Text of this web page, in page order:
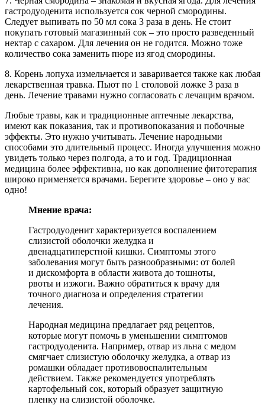
гастродуоденита используется сок черной смородины.
Следует выпивать по 50 мл сока 3 раза в день. Не стоит
покупать готовый магазинный сок – это просто разведенный
нектар с сахаром. Для лечения он не годится. Можно тоже
количество сока заменить пюре из ягод смородины.
8. Корень лопуха измельчается и заваривается также как любая
лекарственная травка. Пьют по 1 столовой ложке 3 раза в
день. Лечение травами нужно согласовать с лечащим врачом.
Любые травы, как и традиционные аптечные лекарства,
имеют как показания, так и противопоказания и побочные
эффекты. Это нужно учитывать. Лечение народными
способами это длительный процесс. Иногда улучшения можно
увидеть только через полгода, а то и год. Традиционная
медицина более эффективна, но как дополнение фитотерапия
широко применяется врачами. Берегите здоровье – оно у вас
одно!
Мнение врача:
Гастродуоденит характеризуется воспалением
слизистой оболочки желудка и
двенадцатиперстной кишки. Симптомы этого
заболевания могут быть разнообразными: от болей
и дискомфорта в области живота до тошноты,
рвоты и изжоги. Важно обратиться к врачу для
точного диагноза и определения стратегии
лечения.
Народная медицина предлагает ряд рецептов,
которые могут помочь в уменьшении симптомов
гастродуоденита. Например, отвар из льна с медом
смягчает слизистую оболочку желудка, а отвар из
ромашки обладает противовоспалительным
действием. Также рекомендуется употреблять
картофельный сок, который образует защитную
пленку на слизистой оболочке.